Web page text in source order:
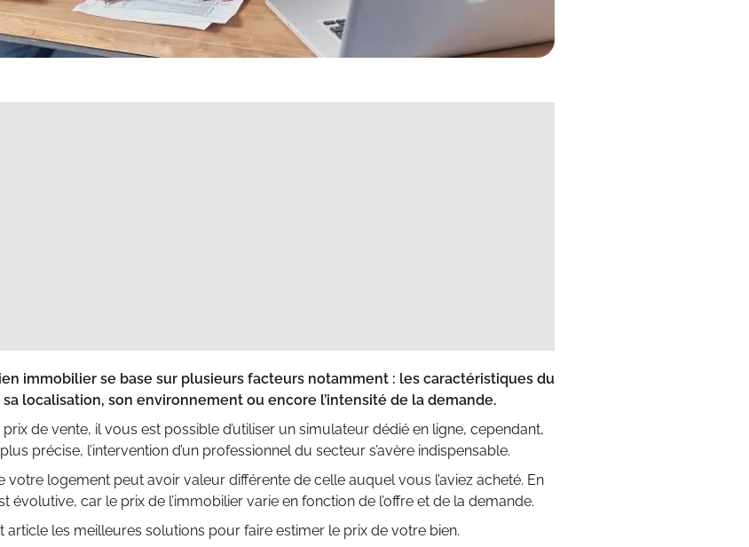
immobilier se base sur plusieurs facteurs notamment : les caractéristiques du
sa localisation, son environnement ou encore l’intensité de la demande.
de vente, il vous est possible d’utiliser un simulateur dédié en ligne, cependant,
précise, l’intervention d’un professionnel du secteur s’avère indispensable.
votre logement peut avoir valeur différente de celle auquel vous l’aviez acheté. En
évolutive, car le prix de l’immobilier varie en fonction de l’offre et de la demande.
article les meilleures solutions pour faire estimer le prix de votre bien.